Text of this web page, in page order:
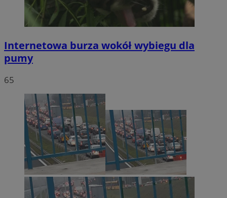
Internetowa burza wokół wybiegu dla
pumy
65